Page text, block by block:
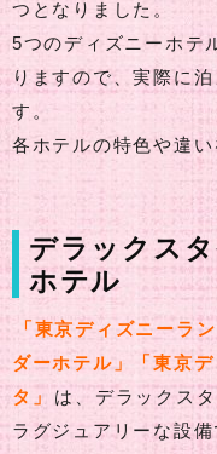
つとなりました。
5つのディズニーホテ
りますので、実際に
す。
各ホテルの特色や違
デラックス
ホテル
「東京ディズニーラ
ダーホテル」「東京
タ」
は、デラックス
ラグジュアリーな設